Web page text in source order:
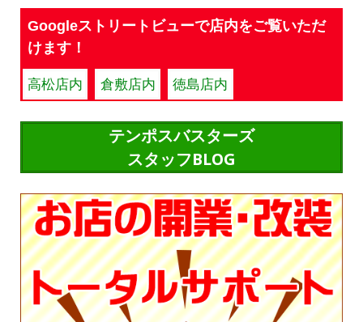
Googleストリートビューで店内をご覧いただ
けます！
高松店内 倉敷店内 徳島店内
テンポスバスターズ
スタッフBLOG